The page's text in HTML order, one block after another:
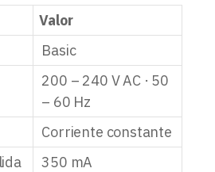
Valor
Basic
200 – 240 V AC · 50
– 60 Hz
Corriente constante
350 mA